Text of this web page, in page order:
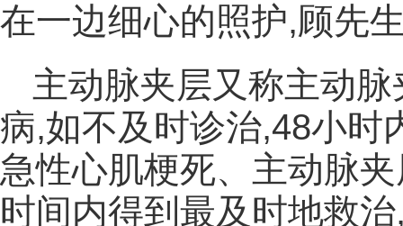
在一边细心的照护,顾先
主动脉夹层又称主动
病,如不及时诊治,48小时
急性心肌梗死、主动脉
时间内得到最及时地救